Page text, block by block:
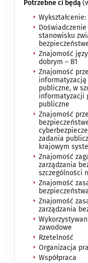
Potrzebne ci będą
Wykształcenie:
stanowisku
Znajomość
dobrym – B1
Znajomość
publiczne, w
informatyzacji
publiczne
Znajomość
zadania
krajowym
Znajomość
zarządzania
szczególności
Znajomość
Znajomość
zarządzania
zawodowe
Rzetelność
Organizacja
Współpraca